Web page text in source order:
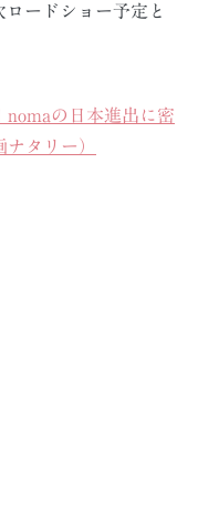
ードショー予定と
nomaの日本進出に密
タリー）